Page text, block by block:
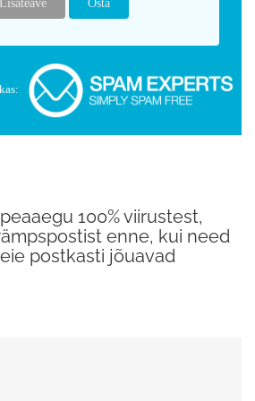
Lisateave Osta
100% viirustest,
enne, kui need
postkasti jõuavad